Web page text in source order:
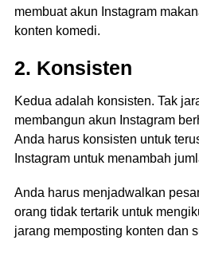
membuat akun Instagram
konten komedi.
2. Konsisten
Kedua adalah konsisten. Tak
membangun akun Instagram
Anda harus konsisten untuk
Instagram untuk menambah
Anda harus menjadwalkan
orang tidak tertarik untuk
jarang memposting konten dan